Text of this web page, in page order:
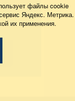
о
файлы cookie
Яндекс. Метрика.
их применения.